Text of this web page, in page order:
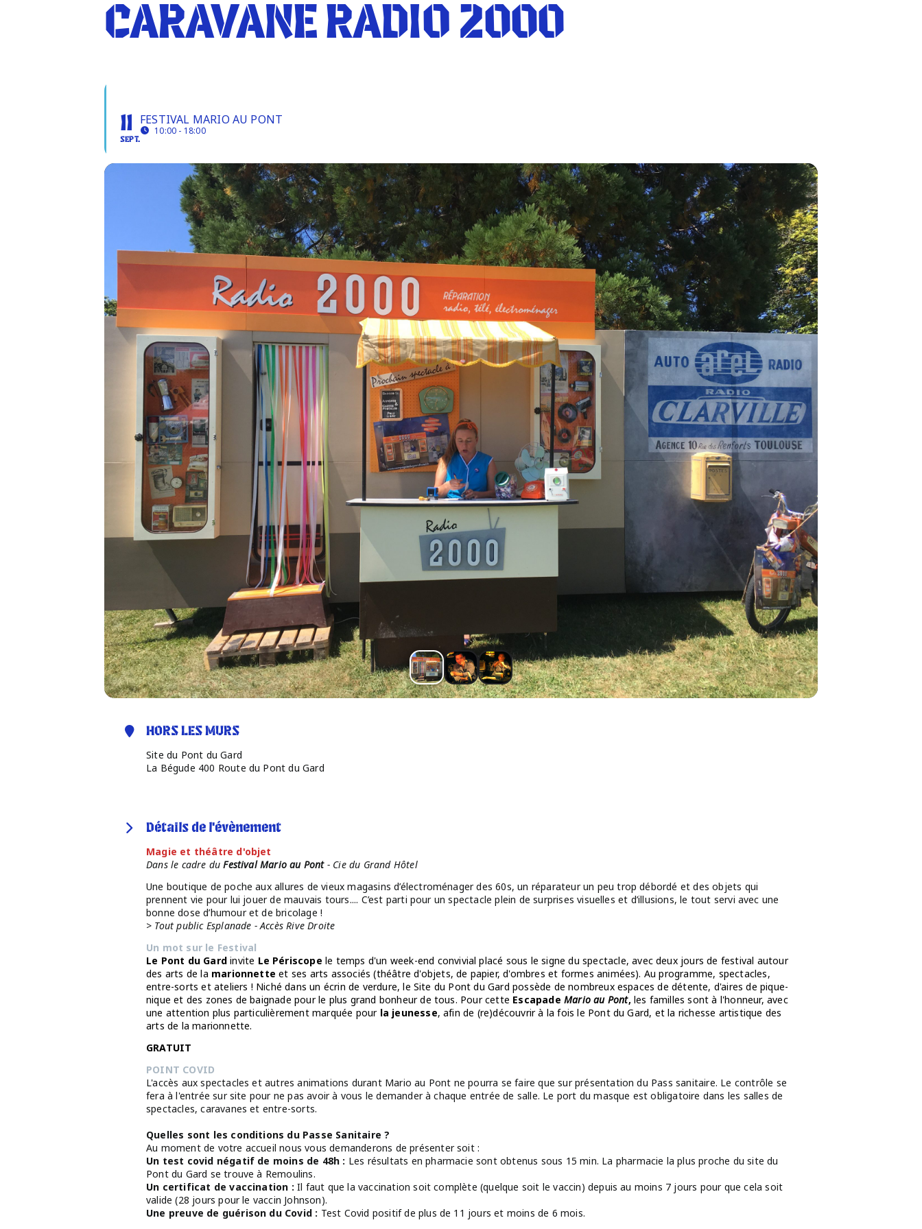
CARAVANE RADIO 2000
11
SEPT.
FESTIVAL MARIO AU PONT
10:00 - 18:00
HORS LES MURS
Site du Pont du Gard
La Bégude 400 Route du Pont du Gard
Détails de l'évènement
Magie et théâtre d'objet
Dans le cadre du Festival Mario au Pont- Cie du Grand Hôtel
Une boutique de poche aux allures de vieux magasins d’électroménager des 60s, un réparateur un peu trop débordé et des objets qui
prennent vie pour lui jouer de mauvais tours.... C’est parti pour un spectacle plein de surprises visuelles et d’illusions, le tout servi avec une
bonne dose d’humour et de bricolage !
> Tout public Esplanade - Accès Rive Droite
Un mot sur le Festival
Le Pont du Gardinvite Le Périscope le temps d'un week-end convivial placé sous le signe du spectacle, avec deux jours de festival autour
des arts de la marionnette et ses arts associés (théâtre d'objets, de papier, d'ombres et formes animées). Au programme, spectacles,
entre-sorts et ateliers ! Niché dans un écrin de verdure, le Site du Pont du Gard possède de nombreux espaces de détente, d'aires de pique-
nique et des zones de baignade pour le plus grand bonheur de tous. Pour cette Escapade Mario au Pont, les familles sont à l'honneur, avec
une attention plus particulièrement marquée pour la jeunesse, afin de (re)découvrir à la fois le Pont du Gard, et la richesse artistique des
arts de la marionnette.
GRATUIT
POINT COVID
L'accès aux spectacles et autres animations durant Mario au Pont ne pourra se faire que sur présentation du Pass sanitaire. Le contrôle se
fera à l'entrée sur site pour ne pas avoir à vous le demander à chaque entrée de salle. Le port du masque est obligatoire dans les salles de
spectacles, caravanes et entre-sorts.
Quelles sont les conditions du Passe Sanitaire ?
Au moment de votre accueil nous vous demanderons de présenter soit :
Un test covid négatif de moins de 48h : Les résultats en pharmacie sont obtenus sous 15 min. La pharmacie la plus proche du site du
Pont du Gard se trouve à Remoulins.
Un certificat de vaccination : Il faut que la vaccination soit complète (quelque soit le vaccin) depuis au moins 7 jours pour que cela soit
valide (28 jours pour le vaccin Johnson).
Une preuve de guérison du Covid : Test Covid positif de plus de 11 jours et moins de 6 mois.